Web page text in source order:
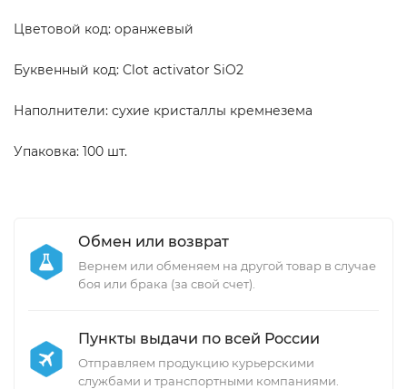
Цветовой код: оранжевый
Буквенный код: Clot activator SiO2
Наполнители: сухие кристаллы кремнезема
Упаковка: 100 шт.
Обмен или возврат
Вернем или обменяем на другой товар в случае
боя или брака (за свой счет).
Пункты выдачи по всей России
Отправляем продукцию курьерскими
службами и транспортными компаниями.